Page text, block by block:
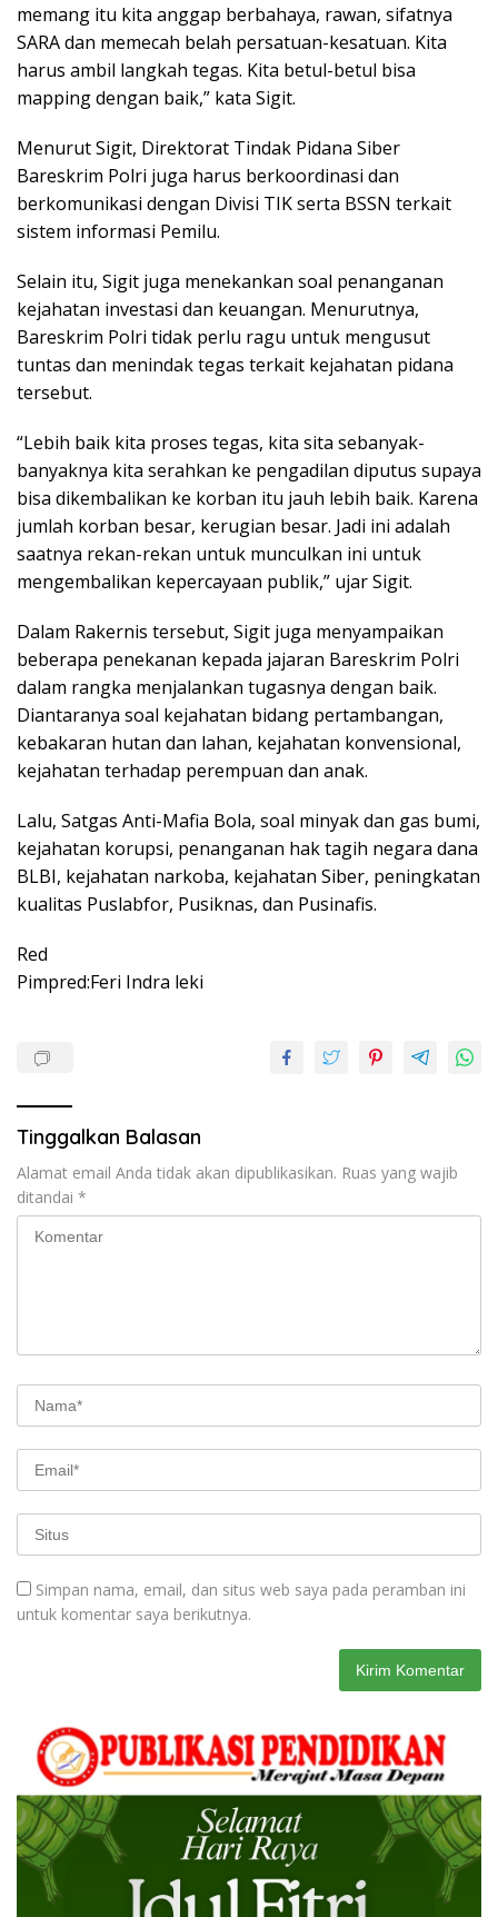
memang itu kita anggap berbahaya, rawan, sifatnya
SARA dan memecah belah persatuan-kesatuan. Kita
harus ambil langkah tegas. Kita betul-betul bisa
mapping dengan baik,” kata Sigit.
Menurut Sigit, Direktorat Tindak Pidana Siber
Bareskrim Polri juga harus berkoordinasi dan
berkomunikasi dengan Divisi TIK serta BSSN terkait
sistem informasi Pemilu.
Selain itu, Sigit juga menekankan soal penanganan
kejahatan investasi dan keuangan. Menurutnya,
Bareskrim Polri tidak perlu ragu untuk mengusut
tuntas dan menindak tegas terkait kejahatan pidana
tersebut.
“Lebih baik kita proses tegas, kita sita sebanyak-
banyaknya kita serahkan ke pengadilan diputus supaya
bisa dikembalikan ke korban itu jauh lebih baik. Karena
jumlah korban besar, kerugian besar. Jadi ini adalah
saatnya rekan-rekan untuk munculkan ini untuk
mengembalikan kepercayaan publik,” ujar Sigit.
Dalam Rakernis tersebut, Sigit juga menyampaikan
beberapa penekanan kepada jajaran Bareskrim Polri
dalam rangka menjalankan tugasnya dengan baik.
Diantaranya soal kejahatan bidang pertambangan,
kebakaran hutan dan lahan, kejahatan konvensional,
kejahatan terhadap perempuan dan anak.
Lalu, Satgas Anti-Mafia Bola, soal minyak dan gas bumi,
kejahatan korupsi, penanganan hak tagih negara dana
BLBI, kejahatan narkoba, kejahatan Siber, peningkatan
kualitas Puslabfor, Pusiknas, dan Pusinafis.
Red
Pimpred:Feri Indra leki
Tinggalkan Balasan
Alamat email Anda tidak akan dipublikasikan. Ruas yang wajib
ditandai *
Simpan nama, email, dan situs web saya pada peramban ini
untuk komentar saya berikutnya.